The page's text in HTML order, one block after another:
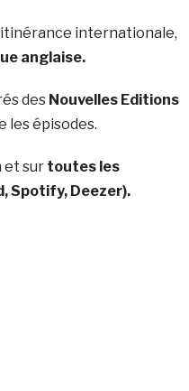
itinérance internationale,
anglaise.
des Nouvelles Editions
les épisodes.
et sur toutes les
Spotify, Deezer).